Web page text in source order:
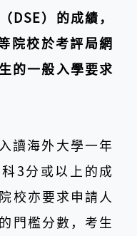
DSE）的成績，
院校於考評局網
的一般入學要求
讀海外大學一年
3分或以上的成
校亦要求申請人
門檻分數，考生